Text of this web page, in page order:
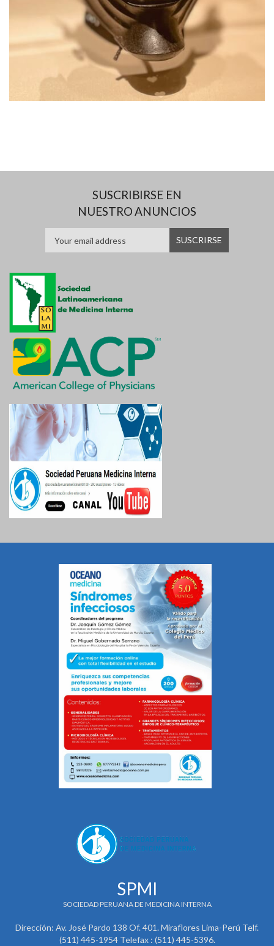
SUSCRIBIRSE EN
NUESTRO ANUNCIOS
SPMI
SOCIEDAD PERUANA DE MEDICINA INTERNA
Dirección: Av. José Pardo 138 Of. 401. Miraflores Lima-Perú Telf.
(511) 445-1954 Telefax : (511) 445-5396.